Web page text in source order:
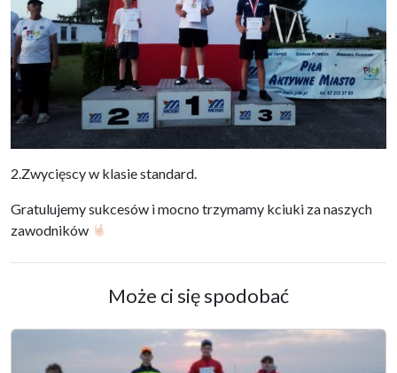
2.Zwycięscy w klasie standard.
Gratulujemy sukcesów i mocno trzymamy kciuki za naszych
zawodników
Może ci się spodobać